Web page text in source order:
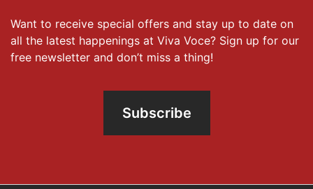
Want to receive special offers and stay up to date on
all the latest happenings at Viva Voce? Sign up for our
free newsletter and don’t miss a thing!
Subscribe